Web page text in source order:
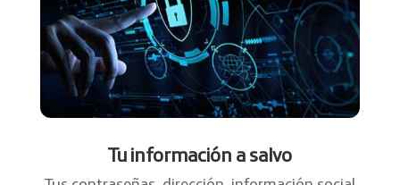
Tu información a salvo